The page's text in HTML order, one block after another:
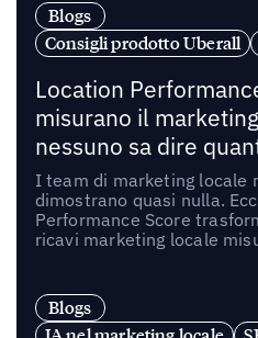
Blogs
Consigli prodotto Uberall
Location
misurano il
nessuno sa dire
I team di marketing locale
dimostrano quasi nulla.
Performance Score
ricavi marketing locale
Blogs